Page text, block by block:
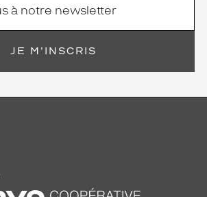
JE M'INSCRIS